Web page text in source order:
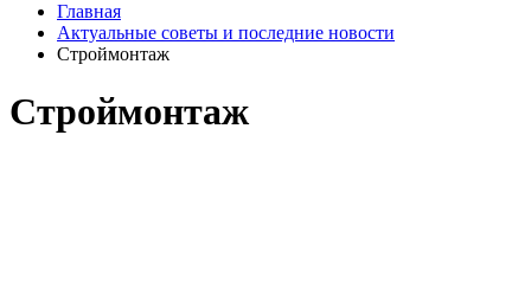
Главная
Актуальные советы и последние новости
Строймонтаж
Строймонтаж